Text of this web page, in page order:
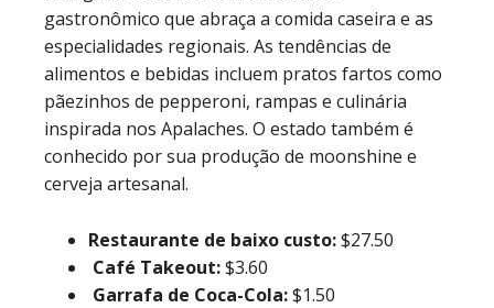
gastronômico que abraça a comida caseira e as
especialidades regionais. As tendências de
alimentos e bebidas incluem pratos fartos como
pãezinhos de pepperoni, rampas e culinária
inspirada nos Apalaches. O estado também é
conhecido por sua produção de moonshine e
cerveja artesanal.
Restaurante de baixo custo:$27.50
Café Takeout:$3.60
Garrafa de Coca-Cola:$1.50